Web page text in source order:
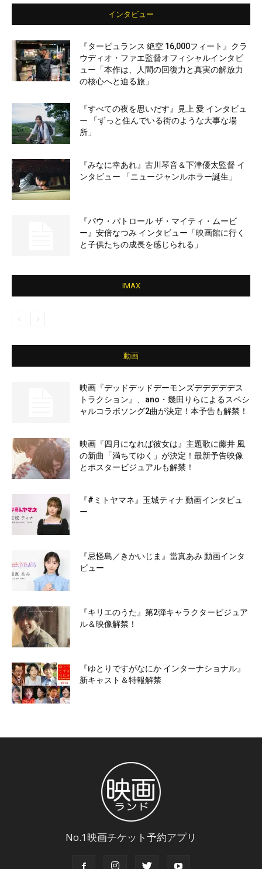
インタビュー
『タービュランス 絶空 16,000フィート』クラ
ウディオ・ファエ監督オフィシャルインタビ
ュー「本作は、人間の回復力と真実の解放力
の核心へと迫る旅」
『すべての夜を思いだす』見上 愛 インタビュ
ー 「ずっと住んでいる街のような大事な場
所」
『みなに幸あれ』古川琴音＆下津優太監督 イ
ンタビュー 「ニュージャンルホラー誕生」
『パウ・パトロール ザ・マイティ・ムービ
ー』安倍なつみ インタビュー「映画館に行く
と子供たちの成長を感じられる」
IMAX
動画
映画『デッドデッドデーモンズデデデデデス
トラクション』、ano・幾田りらによるスペシ
ャルコラボソング2曲が決定！本予告も解禁！
映画『四月になれば彼女は』主題歌に藤井 風
の新曲「満ちてゆく」が決定！最新予告映像
とポスタービジュアルも解禁！
『#ミトヤマネ』玉城ティナ 動画インタビュ
ー
『忌怪島／きかいじま』當真あみ 動画インタ
ビュー
『キリエのうた』第2弾キャラクタービジュア
ル＆映像解禁！
『ゆとりですがなにか インターナショナル』
新キャスト＆特報解禁
No.1映画チケット予約アプリ